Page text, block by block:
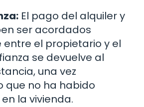
El pago del alquiler y
ser acordados
el propietario y el
se devuelve al
una vez
que no ha habido
la vivienda.